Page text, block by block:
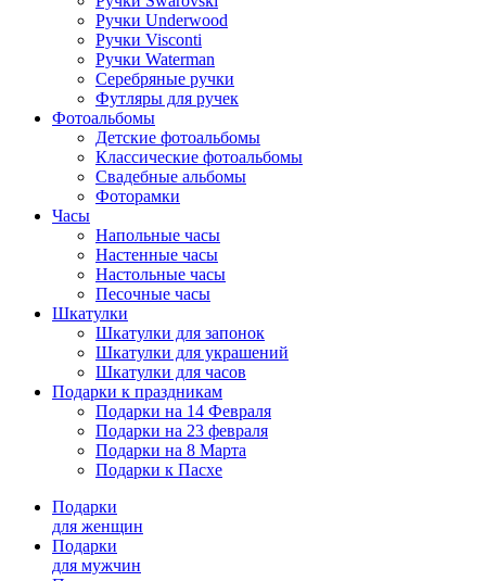
Ручки Underwood
Ручки Visconti
Ручки Waterman
Серебряные ручки
Футляры для ручек
Фотоальбомы
Детские фотоальбомы
Классические фотоальбомы
Свадебные альбомы
Фоторамки
Часы
Напольные часы
Настенные часы
Настольные часы
Песочные часы
Шкатулки
Шкатулки для запонок
Шкатулки для украшений
Шкатулки для часов
Подарки к праздникам
Подарки на 14 Февраля
Подарки на 23 февраля
Подарки на 8 Марта
Подарки к Пасхе
Подарки
для женщин
Подарки
для мужчин